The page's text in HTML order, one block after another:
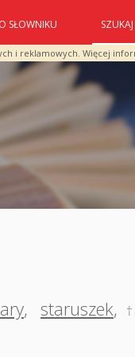
i reklamowych. Więcej
O SŁOWNIKU
, staruszek,